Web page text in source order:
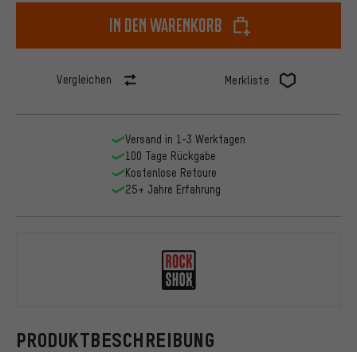
In den Warenkorb
Vergleichen Merkliste
PRODUKTBESCHREIBUNG
Versand in 1-3 Werktagen
100 Tage Rückgabe
Kostenlose Retoure
25+ Jahre Erfahrung